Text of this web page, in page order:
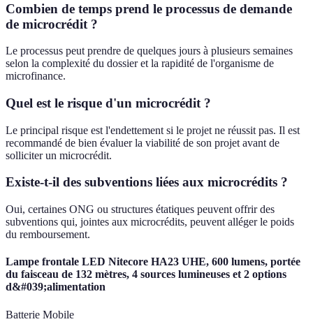
Combien de temps prend le processus de demande
de microcrédit ?
Le processus peut prendre de quelques jours à plusieurs semaines
selon la complexité du dossier et la rapidité de l'organisme de
microfinance.
Quel est le risque d'un microcrédit ?
Le principal risque est l'endettement si le projet ne réussit pas. Il est
recommandé de bien évaluer la viabilité de son projet avant de
solliciter un microcrédit.
Existe-t-il des subventions liées aux microcrédits ?
Oui, certaines ONG ou structures étatiques peuvent offrir des
subventions qui, jointes aux microcrédits, peuvent alléger le poids
du remboursement.
Lampe frontale LED Nitecore HA23 UHE, 600 lumens, portée
du faisceau de 132 mètres, 4 sources lumineuses et 2 options
d&#039;alimentation
Batterie Mobile